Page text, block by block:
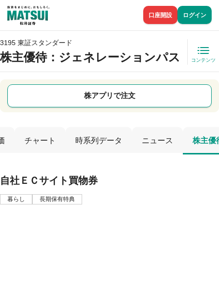
口座開設 ログイン
3195 東証スタンダード
株主優待：ジェネレーションパス コンテンツ
株アプリで注文
チャート 時系列データ ニュース 株主優
自社ＥＣサイト買物券
暮らし 長期保有特典